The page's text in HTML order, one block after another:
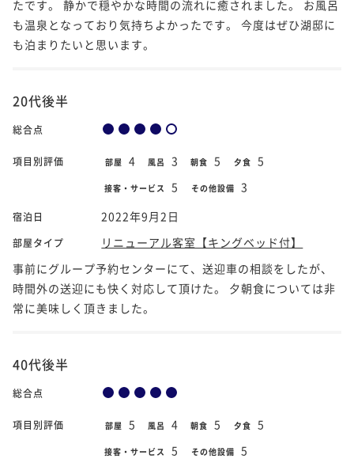
たです。 静かで穏やかな時間の流れに癒されました。 お風呂
も温泉となっており気持ちよかったです。 今度はぜひ湖邸に
も泊まりたいと思います。
20代後半
総合点
項目別評価 部屋 4 風呂 3 朝食 5 夕食 5
接客・サービス 5 その他設備 3
宿泊日 2022年9月2日
部屋タイプ
リニューアル客室【キングベッド付】
事前にグループ予約センターにて、送迎車の相談をしたが、
時間外の送迎にも快く対応して頂けた。 夕朝食については非
常に美味しく頂きました。
40代後半
総合点
項目別評価 部屋 5 風呂 4 朝食 5 夕食 5
接客・サービス 5 その他設備 5